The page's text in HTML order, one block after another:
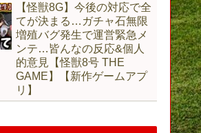
【怪獣8G】今後の対応で全
てが決まる…ガチャ石無限
増殖バグ発生で運営緊急メ
ンテ…皆んなの反応&個人
的意見【怪獣8号 THE
GAME】【新作ゲームアプ
リ】